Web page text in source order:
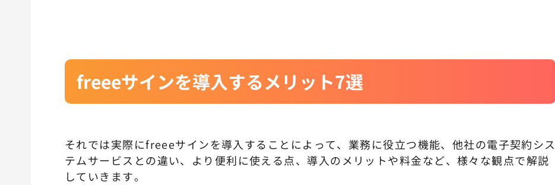
freeeサインを導入するメリット7選
それでは実際にfreeeサインを導入することによって、業務に役立つ機能、他社の電子契約シス
テムサービスとの違い、より便利に使える点、導入のメリットや料金など、様々な観点で解説
していきます。